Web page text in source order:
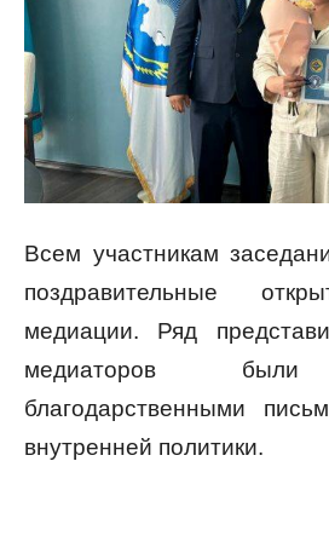
Всем участникам
поздравительные
медиации. Ряд
медиаторов были
благодарственными
внутренней политики.